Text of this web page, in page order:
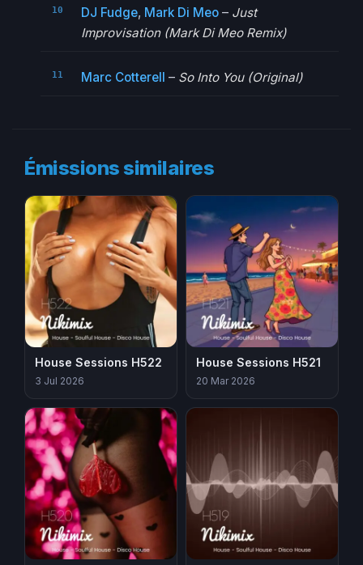
DJ Fudge, Mark Di Meo– Just
Improvisation (Mark Di Meo Remix)
Marc Cotterell – So Into You (Original)
Émissions similaires
House Sessions H522
3 Jul 2026
House Sessions H521
20 Mar 2026